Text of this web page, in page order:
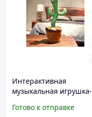
Интерактивная
музыкальная игрушка-
горшке/ Говорящий
Готово к отправке